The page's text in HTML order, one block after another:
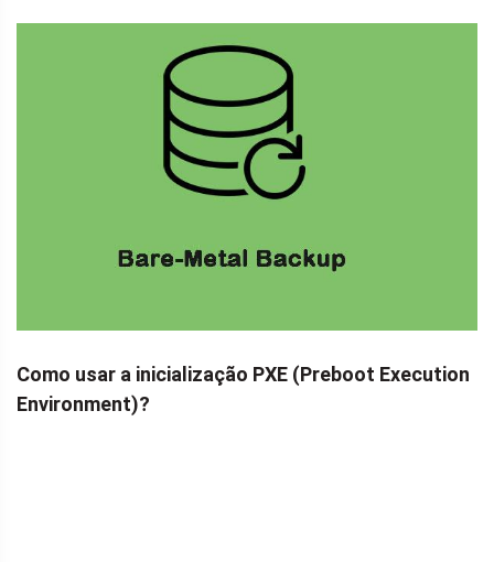
Como usar a inicialização PXE (Preboot Execution
Environment)?